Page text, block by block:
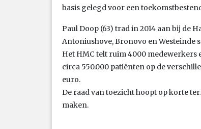
basis gelegd voor een
Paul Doop (63) trad in 2014 aan bij de
Antoniushove, Bronovo en Westeinde
Het HMC telt ruim 4000 medewerkers
circa 550.000 patiënten op de
euro.
De raad van toezicht hoopt op korte
maken.